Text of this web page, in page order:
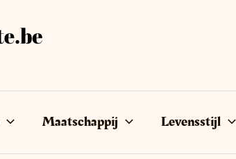
Maatschappij Levensstijl